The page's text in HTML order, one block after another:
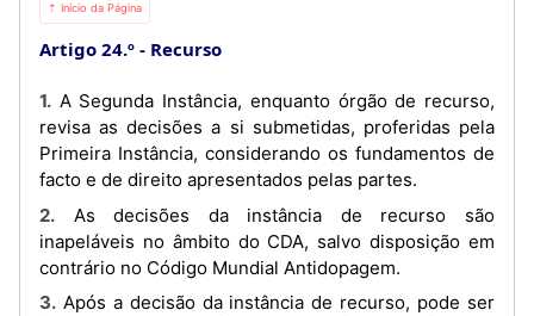
⇡ Início da Página
Artigo 24.º Recurso
1. A Segunda Instância, enquanto órgão de recurso,
revisa as decisões a si submetidas, proferidas pela
Primeira Instância, considerando os fundamentos de
facto e de direito apresentados pelas partes.
2. As decisões da instância de recurso são
inapeláveis no âmbito do CDA, salvo disposição em
contrário no Código Mundial Antidopagem.
3. Após a decisão da instância de recurso, pode ser